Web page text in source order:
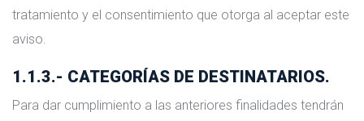
tratamiento y el consentimiento que otorga al aceptar este
aviso.
1.1.3.- CATEGORÍAS DE DESTINATARIOS.
Para dar cumplimiento a las anteriores finalidades tendrán